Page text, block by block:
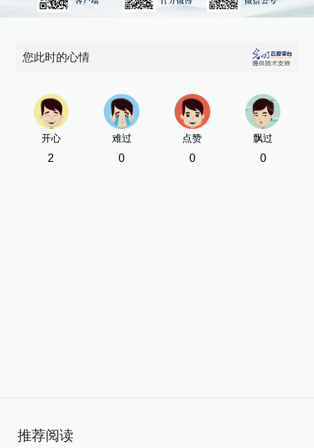
您此时的心情
开心
2
难过
0
点赞
0
飘过
0
推荐阅读